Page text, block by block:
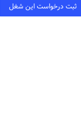
ثبت درخواست این شغل